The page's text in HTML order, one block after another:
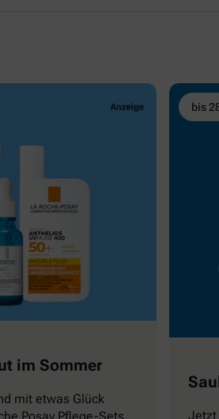
im Sommer
mit etwas Glück
bis
Jetzt